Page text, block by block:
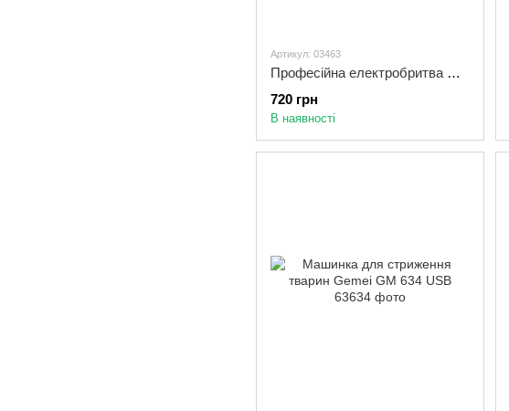
Артикул: 03463
Професійна електробритва шейвер VGR V-332 USB 5 Вт Сріблястий
720 грн
В наявності